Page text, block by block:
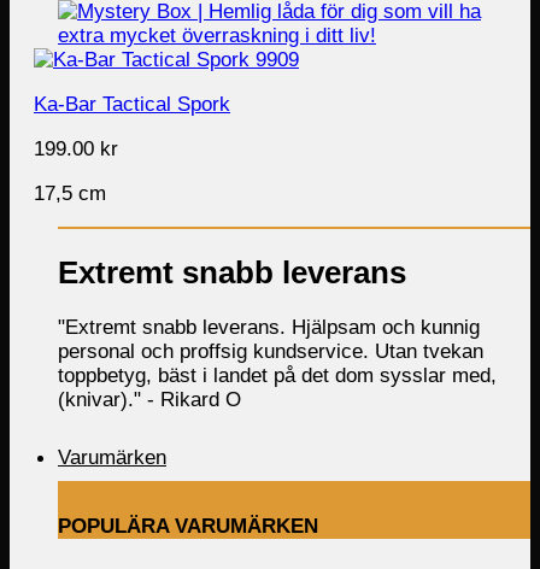
Ka-Bar Tactical Spork
199.00 kr
17,5 cm
Extremt snabb leverans
"Extremt snabb leverans. Hjälpsam och kunnig
personal och proffsig kundservice. Utan tvekan
toppbetyg, bäst i landet på det dom sysslar med,
(knivar)." - Rikard O
Varumärken
POPULÄRA VARUMÄRKEN